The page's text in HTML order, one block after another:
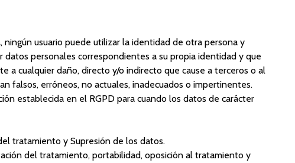
usuario puede utilizar la identidad de otra persona y
personales correspondientes a su propia identidad y que
a cualquier daño, directo y/o indirecto que cause a terceros o al
falsos, erróneos, no actuales, inadecuados o impertinentes.
establecida en el RGPD para cuando los datos de carácter
tratamiento y Supresión de los datos.
del tratamiento, portabilidad, oposición al tratamiento y